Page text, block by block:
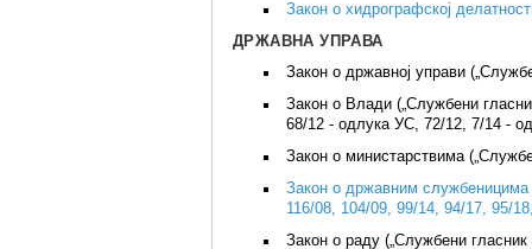
Закон о хидрографској
ДРЖАВНА УПРАВА
Закон о државној управи
Закон о Влади („Службени
68/12 - одлука УС, 72/12, 7/14 -
Закон о министарствима
Закон о државним службеницима
116/08, 104/09, 99/14, 94/17, 95/
Закон о раду („Службени